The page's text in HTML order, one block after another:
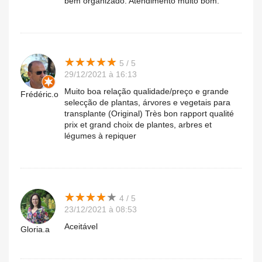
Frédéric.o
★★★★★
★★★★★ 5 / 5
29/12/2021 à 16:13
Muito boa relação qualidade/preço e grande
selecção de plantas, árvores e vegetais para
transplante (Original) Très bon rapport qualité
prix et grand choix de plantes, arbres et
légumes à repiquer
Gloria.a
★★★★★
★★★★★ 4 / 5
23/12/2021 à 08:53
Aceitável